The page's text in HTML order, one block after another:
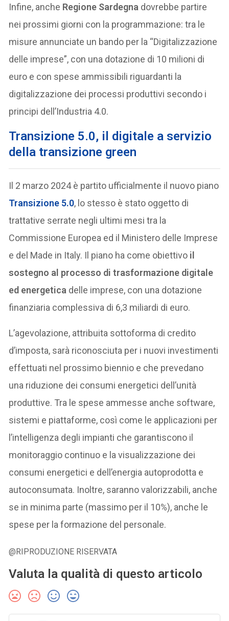
Infine, anche Regione Sardegna dovrebbe partire
nei prossimi giorni con la programmazione: tra le
misure annunciate un bando per la “Digitalizzazione
delle imprese”, con una dotazione di 10 milioni di
euro e con spese ammissibili riguardanti la
digitalizzazione dei processi produttivi secondo i
principi dell’Industria 4.0.
Transizione 5.0, il digitale a servizio
della transizione green
Il 2 marzo 2024 è partito ufficialmente il nuovo piano
Transizione 5.0, lo stesso è stato oggetto di
trattative serrate negli ultimi mesi tra la
Commissione Europea ed il Ministero delle Imprese
e del Made in Italy. Il piano ha come obiettivo il
sostegno al processo di trasformazione digitale
ed energetica delle imprese, con una dotazione
finanziaria complessiva di 6,3 miliardi di euro.
L’agevolazione, attribuita sottoforma di credito
d’imposta, sarà riconosciuta per i nuovi investimenti
effettuati nel prossimo biennio e che prevedano
una riduzione dei consumi energetici dell’unità
produttive. Tra le spese ammesse anche software,
sistemi e piattaforme, così come le applicazioni per
l’intelligenza degli impianti che garantiscono il
monitoraggio continuo e la visualizzazione dei
consumi energetici e dell’energia autoprodotta e
autoconsumata. Inoltre, saranno valorizzabili, anche
se in minima parte (massimo per il 10%), anche le
spese per la formazione del personale.
@RIPRODUZIONE RISERVATA
Valuta la qualità di questo articolo